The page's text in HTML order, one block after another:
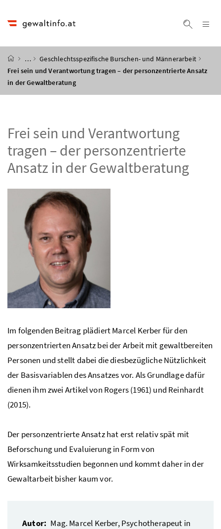
Startseite
…
Geschlechtsspezifische Burschen- und Männerarbeit
Frei sein und Verantwortung tragen – der personzentrierte Ansatz
in der Gewaltberatung
Frei sein und Verantwortung
tragen – der personzentrierte
Ansatz in der Gewaltberatung
Im folgenden Beitrag plädiert Marcel Kerber für den
personzentrierten Ansatz bei der Arbeit mit gewaltbereiten
Personen und stellt dabei die diesbezügliche Nützlichkeit
der Basisvariablen des Ansatzes vor. Als Grundlage dafür
dienen ihm zwei Artikel von Rogers (1961) und Reinhardt
(2015).
Der personzentrierte Ansatz hat erst relativ spät mit
Beforschung und Evaluierung in Form von
Wirksamkeitsstudien begonnen und kommt daher in der
Gewaltarbeit bisher kaum vor.
Autor: Mag. Marcel Kerber, Psychotherapeut in